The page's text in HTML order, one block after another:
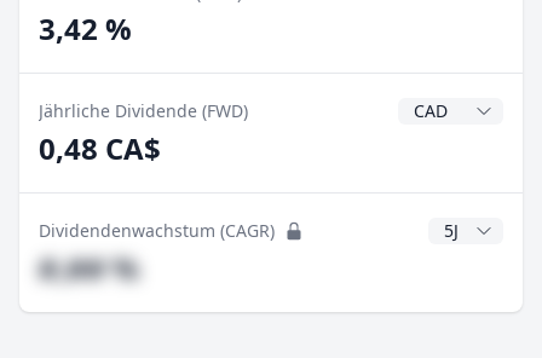
3,42 %
Jährliche Dividende (FWD)
0,48 CA$
Dividendenwachstum (CAGR) CAGR Jahre
#,## %